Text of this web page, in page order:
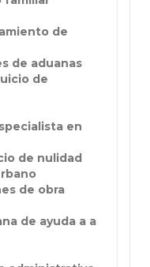
de
de aduanas
de
en
de nulidad
de obra
de ayuda a a